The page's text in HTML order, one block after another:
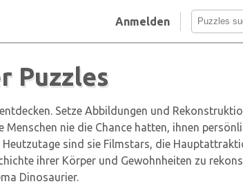
Anmelden
Puzzles
Setze Abbildungen und
nie die Chance hatten, ihnen
sind sie Filmstars, die
ihrer Körper und Gewohnheiten zu
Dinosaurier.